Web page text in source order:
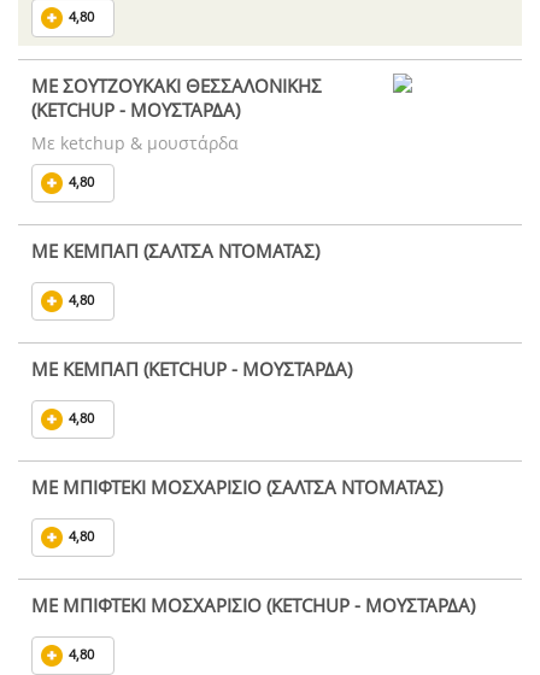
4,80
ME ΣΟΥΤΖΟΥΚΑΚΙ ΘΕΣΣΑΛΟΝΙΚΗΣ
(KETCHUP - ΜΟΥΣΤΑΡΔΑ)
Με ketchup & μουστάρδα
4,80
ΜΕ ΚΕΜΠΑΠ (ΣΑΛΤΣΑ ΝΤΟΜΑΤΑΣ)
4,80
ΜΕ ΚΕΜΠΑΠ (KETCHUP - ΜΟΥΣΤΑΡΔΑ)
4,80
ΜΕ ΜΠΙΦΤΕΚΙ ΜΟΣΧΑΡΙΣΙΟ (ΣΑΛΤΣΑ ΝΤΟΜΑΤΑΣ)
4,80
ΜΕ ΜΠΙΦΤΕΚΙ ΜΟΣΧΑΡΙΣΙΟ (KETCHUP - ΜΟΥΣΤΑΡΔΑ)
4,80